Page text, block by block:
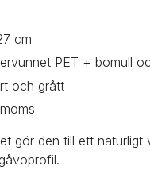
cm
PET + bomull
och grått
gör den till ett